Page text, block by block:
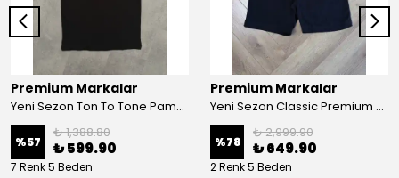
Premium Markalar
Yeni Sezon Ton To Tone Pamuk Pike Polo Yaka
%57
₺ 1,388.80
₺ 599.90
7 Renk 5 Beden
Premium Markalar
Yeni Sezon Classic Premium Mini Logo Regular Casual Müslin Şort
%78
₺ 2,999.90
₺ 649.90
2 Renk 5 Beden